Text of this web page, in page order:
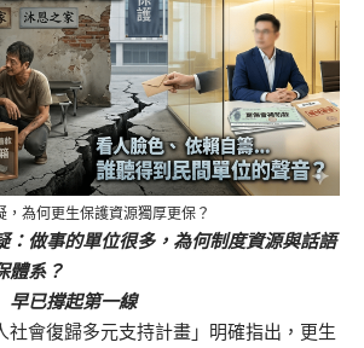
，為何更生保護資源獨厚更保？
：做事的單位很多，為何制度資源與話語
體系？
已撐起第一線
社會復歸多元支持計畫」明確指出，更生